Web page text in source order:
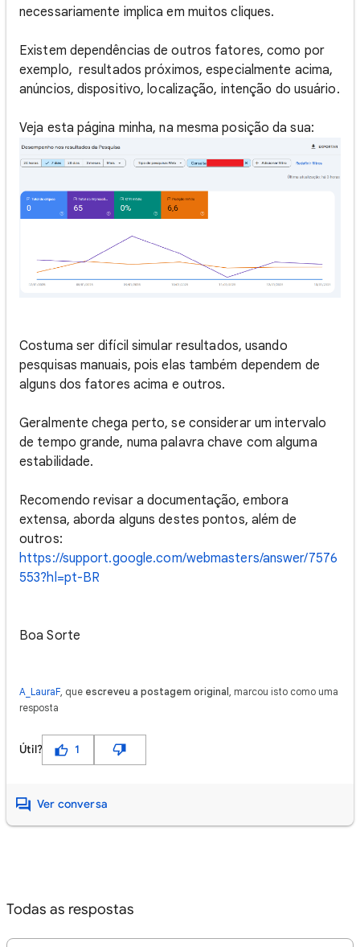
necessariamente implica em muitos cliques.
Existem dependências de outros fatores, como por
exemplo, resultados próximos, especialmente acima,
anúncios, dispositivo, localização, intenção do usuário.
Veja esta página minha, na mesma posição da sua:
Costuma ser difícil simular resultados, usando
pesquisas manuais, pois elas também dependem de
alguns dos fatores acima e outros.
Geralmente chega perto, se considerar um intervalo
de tempo grande, numa palavra chave com alguma
estabilidade.
Recomendo revisar a documentação, embora
extensa, aborda alguns destes pontos, além de
outros:
https://support.google.com/webmasters/answer/7576
553?hl=pt-BR
Boa Sorte
A_LauraF , que escreveu a postagem original
, marcou isto como uma
resposta
Útil? 1
Ver conversa
Todas as respostas